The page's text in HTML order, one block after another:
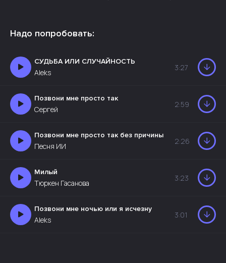
Надо попробовать:
СУДЬБА ИЛИ СЛУЧАЙНОСТЬ
Aleks
3:27
Позвони мне просто так
Сергей
2:59
Позвони мне просто так без причины
Песня ИИ
2:26
Милый
Тюркен Гасанова
3:23
Позвони мне ночью или я исчезну
Aleks
3:01